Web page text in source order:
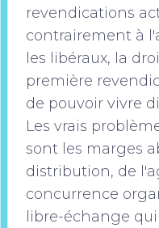
revendications
contrairement à
les libéraux, la
première
de pouvoir vivre
Les vrais
sont les marges
distribution, de
concurrence
libre-échange